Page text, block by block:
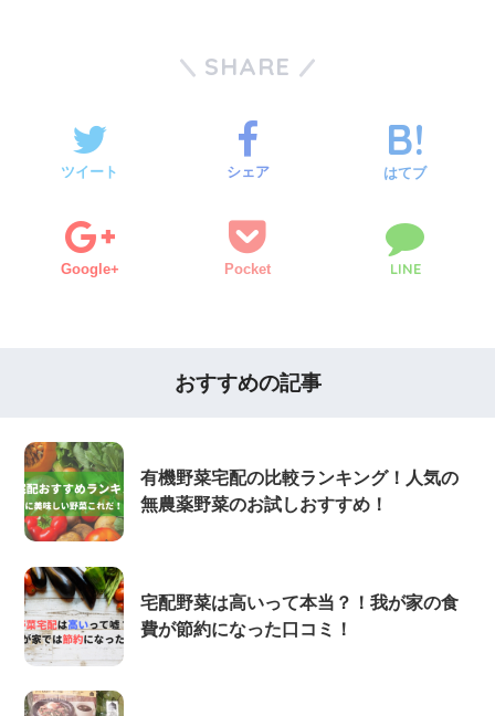
SHARE
ツイート シェア はてブ
Google+ Pocket LINE
おすすめの記事
有機野菜宅配の比較ランキング！人気の
無農薬野菜のお試しおすすめ！
宅配野菜は高いって本当？！我が家の食
費が節約になった口コミ！